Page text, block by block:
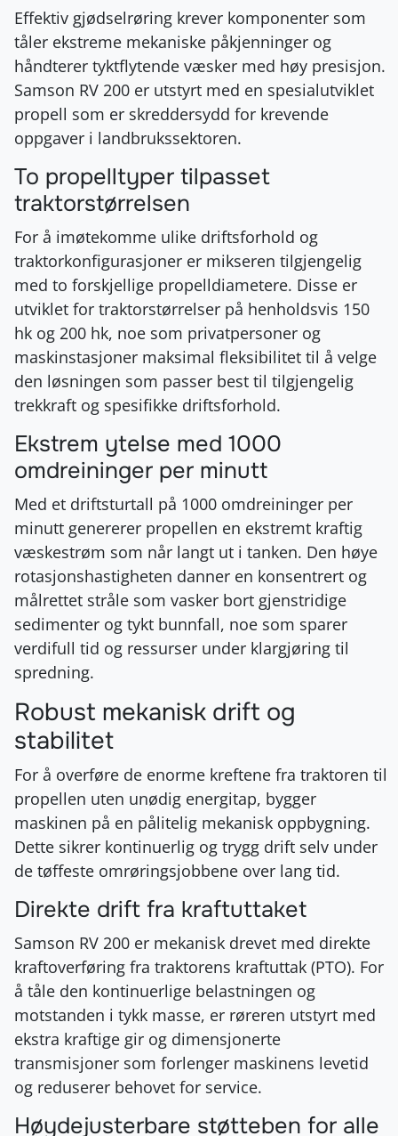
Effektiv gjødselrøring krever komponenter som
tåler ekstreme mekaniske påkjenninger og
håndterer tyktflytende væsker med høy presisjon.
Samson RV 200 er utstyrt med en spesialutviklet
propell som er skreddersydd for krevende
oppgaver i landbrukssektoren.
To propelltyper tilpasset
traktorstørrelsen
For å imøtekomme ulike driftsforhold og
traktorkonfigurasjoner er mikseren tilgjengelig
med to forskjellige propelldiametere. Disse er
utviklet for traktorstørrelser på henholdsvis 150
hk og 200 hk, noe som privatpersoner og
maskinstasjoner maksimal fleksibilitet til å velge
den løsningen som passer best til tilgjengelig
trekkraft og spesifikke driftsforhold.
Ekstrem ytelse med 1000
omdreininger per minutt
Med et driftsturtall på 1000 omdreininger per
minutt genererer propellen en ekstremt kraftig
væskestrøm som når langt ut i tanken. Den høye
rotasjonshastigheten danner en konsentrert og
målrettet stråle som vasker bort gjenstridige
sedimenter og tykt bunnfall, noe som sparer
verdifull tid og ressurser under klargjøring til
spredning.
Robust mekanisk drift og
stabilitet
For å overføre de enorme kreftene fra traktoren til
propellen uten unødig energitap, bygger
maskinen på en pålitelig mekanisk oppbygning.
Dette sikrer kontinuerlig og trygg drift selv under
de tøffeste omrøringsjobbene over lang tid.
Direkte drift fra kraftuttaket
Samson RV 200 er mekanisk drevet med direkte
kraftoverføring fra traktorens kraftuttak (PTO). For
å tåle den kontinuerlige belastningen og
motstanden i tykk masse, er røreren utstyrt med
ekstra kraftige gir og dimensjonerte
transmisjoner som forlenger maskinens levetid
og reduserer behovet for service.
Høydejusterbare støtteben for alle